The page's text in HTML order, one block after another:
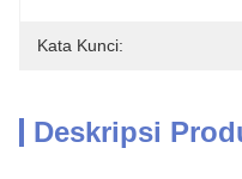
Kata Kunci:
Deskripsi